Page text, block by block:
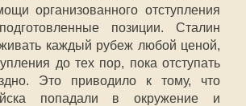
организованного отступления
позиции. Сталин
каждый рубеж любой ценой,
до тех пор, пока отступать
Это приводило к тому, что
попадали в окружение и